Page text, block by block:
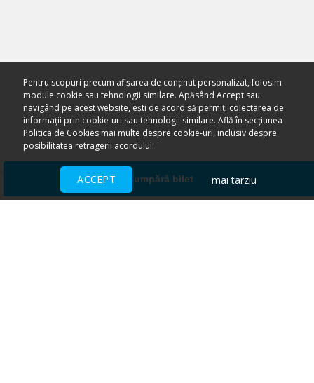
Cumpără bilet
Pentru scopuri precum afișarea de conținut personalizat, folosim
module cookie sau tehnologii similare. Apăsând Accept sau
navigând pe acest website, ești de acord să permiți colectarea de
informații prin cookie-uri sau tehnologii similare. Află în secțiunea
Politica de Cookiesmai multe despre cookie-uri, inclusiv despre
posibilitatea retragerii acordului.
ACCEPT mai tarziu